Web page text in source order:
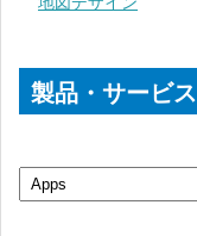
製品・サービス